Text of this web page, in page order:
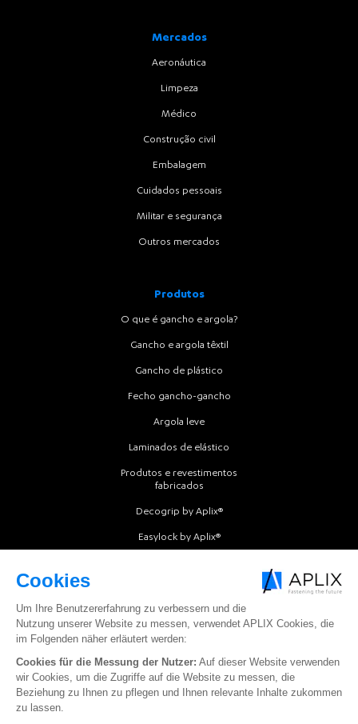
Mercados
Aeronáutica
Limpeza
Médico
Construção civil
Embalagem
Cuidados pessoais
Militar e segurança
Outros mercados
Produtos
O que é gancho e argola?
Gancho e argola têxtil
Gancho de plástico
Fecho gancho-gancho
Argola leve
Laminados de elástico
Produtos e revestimentos
fabricados
Decogrip by Aplix®
Easylock by Aplix®
Softgrip by Aplix®
Softloop by Aplix®
Texloop by Aplix®